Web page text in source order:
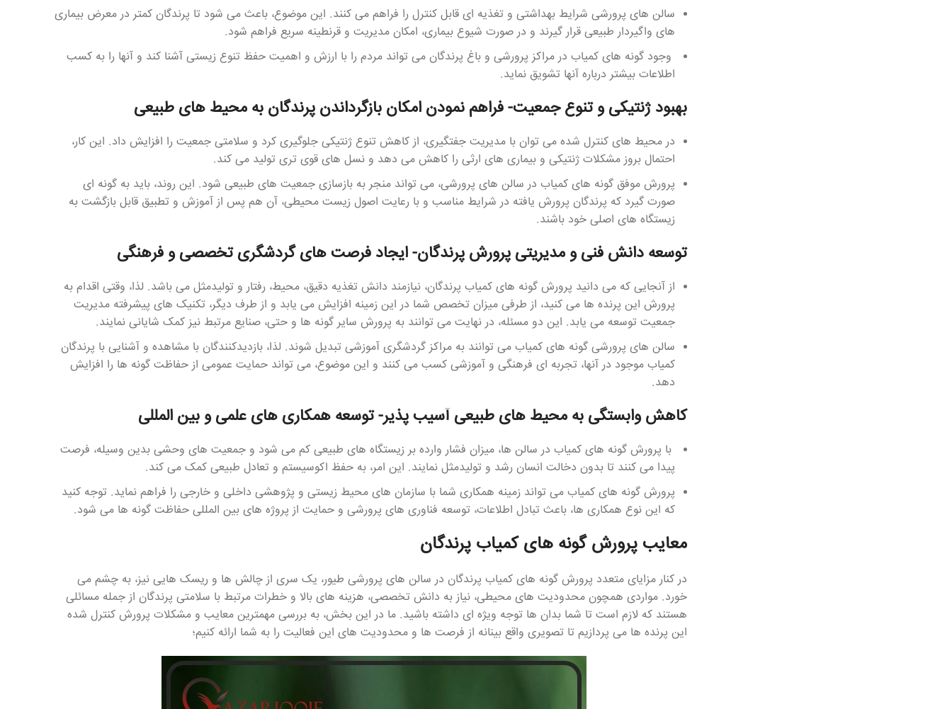
سالن های پرورشی شرایط بهداشتی و تغذیه ای قابل کنترل را فراهم می کنند. این موضوع، باعث می شود تا پرندگان کمتر در معرض بیماری
های واگیردار طبیعی قرار گیرند و در صورت شیوع بیماری، امکان مدیریت و قرنطینه سریع فراهم شود.
وجود گونه های کمیاب در مراکز پرورشی و باغ پرندگان می تواند مردم را با ارزش و اهمیت حفظ تنوع زیستی آشنا کند و آنها را به کسب
اطلاعات بیشتر درباره آنها تشویق نماید.
بهبود ژنتیکی و تنوع جمعیت- فراهم نمودن امکان بازگرداندن پرندگان به محیط های طبیعی
در محیط های کنترل شده می توان با مدیریت جفتگیری، از کاهش تنوع ژنتیکی جلوگیری کرد و سلامتی جمعیت را افزایش داد. این کار،
احتمال بروز مشکلات ژنتیکی و بیماری های ارثی را کاهش می دهد و نسل های قوی تری تولید می کند.
پرورش موفق گونه های کمیاب در سالن های پرورشی، می تواند منجر به بازسازی جمعیت های طبیعی شود. این روند، باید به گونه ای
صورت گیرد که پرندگان پرورش یافته در شرایط مناسب و با رعایت اصول زیست محیطی، آن هم پس از آموزش و تطبیق قابل بازگشت به
زیستگاه های اصلی خود باشند.
توسعه دانش فنی و مدیریتی پرورش پرندگان- ایجاد فرصت های گردشگری تخصصی و فرهنگی
از آنجایی که می دانید پرورش گونه های کمیاب پرندگان، نیازمند دانش تغذیه دقیق، محیط، رفتار و تولیدمثل می باشد. لذا، وقتی اقدام به
پرورش این پرنده ها می کنید، از طرفی میزان تخصص شما در این زمینه افزایش می یابد و از طرف دیگر، تکنیک های پیشرفته مدیریت
جمعیت توسعه می یابد. این دو مسئله، در نهایت می توانند به پرورش سایر گونه ها و حتی، صنایع مرتبط نیز کمک شایانی نمایند.
سالن های پرورشی گونه های کمیاب می توانند به مراکز گردشگری آموزشی تبدیل شوند. لذا، بازدیدکنندگان با مشاهده و آشنایی با پرندگان
کمیاب موجود در آنها، تجربه ای فرهنگی و آموزشی کسب می کنند و این موضوع، می تواند حمایت عمومی از حفاظت گونه ها را افزایش
دهد.
کاهش وابستگی به محیط های طبیعی آسیب پذیر- توسعه همکاری های علمی و بین المللی
با پرورش گونه های کمیاب در سالن ها، میزان فشار وارده بر زیستگاه های طبیعی کم می شود و جمعیت های وحشی بدین وسیله، فرصت
پیدا می کنند تا بدون دخالت انسان رشد و تولیدمثل نمایند. این امر، به حفظ اکوسیستم و تعادل طبیعی کمک می کند.
پرورش گونه های کمیاب می تواند زمینه همکاری شما با سازمان های محیط زیستی و پژوهشی داخلی و خارجی را فراهم نماید. توجه کنید
که این نوع همکاری ها، باعث تبادل اطلاعات، توسعه فناوری های پرورشی و حمایت از پروژه های بین المللی حفاظت گونه ها می شود.
معایب پرورش گونه های کمیاب پرندگان
در کنار مزایای متعدد پرورش گونه های کمیاب پرندگان در سالن های پرورشی طیور، یک سری از چالش ها و ریسک هایی نیز، به چشم می
خورد. مواردی همچون محدودیت های محیطی، نیاز به دانش تخصصی، هزینه های بالا و خطرات مرتبط با سلامتی پرندگان از جمله مسائلی
هستند که لازم است تا شما بدان ها توجه ویژه ای داشته باشید. ما در این بخش، به بررسی مهمترین معایب و مشکلات پرورش کنترل شده
این پرنده ها می پردازیم تا تصویری واقع بینانه از فرصت ها و محدودیت های این فعالیت را به شما ارائه کنیم؛